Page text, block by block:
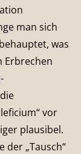
man sich
was
Erbrechen
vor
plausibel.
der „Tausch“